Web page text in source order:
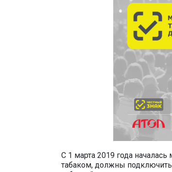
С 1 марта 2019 года
табаком, должны